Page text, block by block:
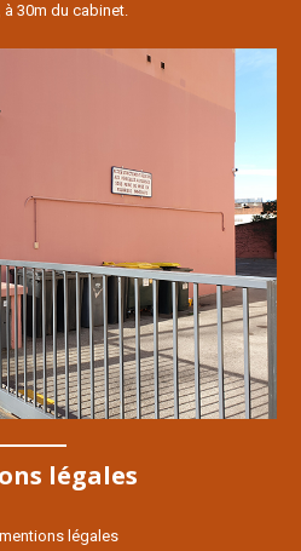
à 30m du cabinet.
légales
légales